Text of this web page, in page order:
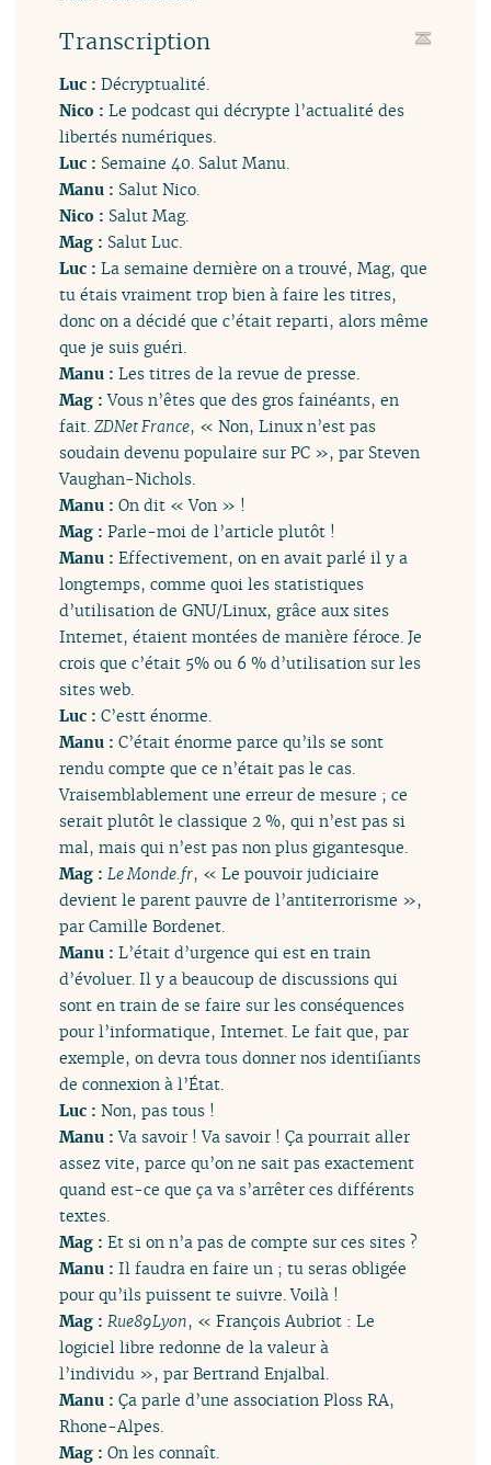
Transcription
Luc :Décryptualité.
Nico :Le podcast qui décrypte l’actualité des
libertés numériques.
Luc : Semaine 40. Salut Manu.
Manu : Salut Nico.
Nico : Salut Mag.
Mag : Salut Luc.
Luc :La semaine dernière on a trouvé, Mag, que
tu étais vraiment trop bien à faire les titres,
donc on a décidé que c’était reparti, alors même
que je suis guéri.
Manu :Les titres de la revue de presse.
Mag :Vous n’êtes que des gros fainéants, en
fait.ZDNet France, « Non, Linux n’est pas
soudain devenu populaire sur PC », par Steven
Vaughan-Nichols.
Manu :On dit « Von » !
Mag :Parle-moi de l’article plutôt !
Manu :Effectivement, on en avait parlé il y a
longtemps, comme quoi les statistiques
d’utilisation de GNU/Linux, grâce aux sites
Internet, étaient montées de manière féroce. Je
crois que c’était 5% ou 6 % d’utilisation sur les
sites web.
Luc :C’estt énorme.
Manu :C’était énorme parce qu’ils se sont
rendu compte que ce n’était pas le cas.
Vraisemblablement une erreur de mesure ; ce
serait plutôt le classique 2 %, qui n’est pas si
mal, mais qui n’est pas non plus gigantesque.
Mag :Le Monde.fr, « Le pouvoir judiciaire
devient le parent pauvre de l’antiterrorisme »,
par Camille Bordenet.
Manu :L’était d’urgence qui est en train
d’évoluer. Il y a beaucoup de discussions qui
sont en train de se faire sur les conséquences
pour l’informatique, Internet. Le fait que, par
exemple, on devra tous donner nos identifiants
de connexion à l’État.
Luc :Non, pas tous !
Manu :Va savoir ! Va savoir ! Ça pourrait aller
assez vite, parce qu’on ne sait pas exactement
quand est-ce que ça va s’arrêter ces différents
textes.
Mag :Et si on n’a pas de compte sur ces sites ?
Manu :Il faudra en faire un ; tu seras obligée
pour qu’ils puissent te suivre. Voilà !
Mag :Rue89Lyon, « François Aubriot : Le
logiciel libre redonne de la valeur à
l’individu », par Bertrand Enjalbal.
Manu :Ça parle d’une association Ploss RA,
Rhone-Alpes.
Mag :On les connaît.